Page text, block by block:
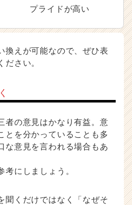
プライドが高い
換えが可能なので、ぜひ表
ださい。
者の意見はかなり有益。意
とを分かっていることも多
な意見を言われる場合もあ
考にしましょう。
聞くだけではなく「なぜそ